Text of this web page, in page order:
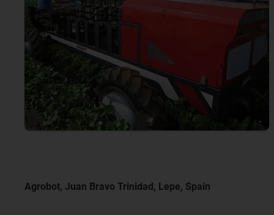
Agrobot, Juan Bravo Trinidad, Lepe, Spain